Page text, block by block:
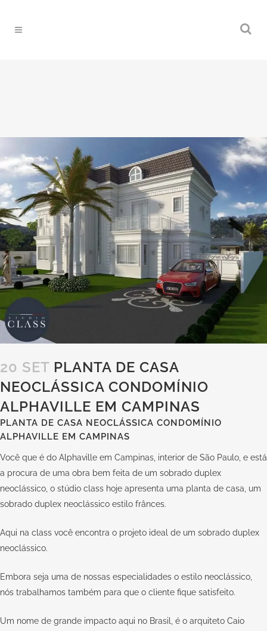
20 SET PLANTA DE CASA
NEOCLÁSSICA CONDOMÍNIO
ALPHAVILLE EM CAMPINAS
PLANTA DE CASA NEOCLÁSSICA CONDOMÍNIO
ALPHAVILLE EM CAMPINAS
Você que é do Alphaville em Campinas, interior de São Paulo, e está
a procura de uma obra bem feita de um sobrado duplex
neoclássico, o stúdio class hoje apresenta uma planta de casa, um
sobrado duplex neoclássico estilo frânces.
Aqui na class você encontra o projeto ideal de um sobrado duplex
neoclássico.
Embora seja uma de nossas especialidades o estilo neoclássico,
nós trabalhamos também para que o cliente fique satisfeito.
Um nome de grande impacto aqui no Brasil, é o arquiteto Caio